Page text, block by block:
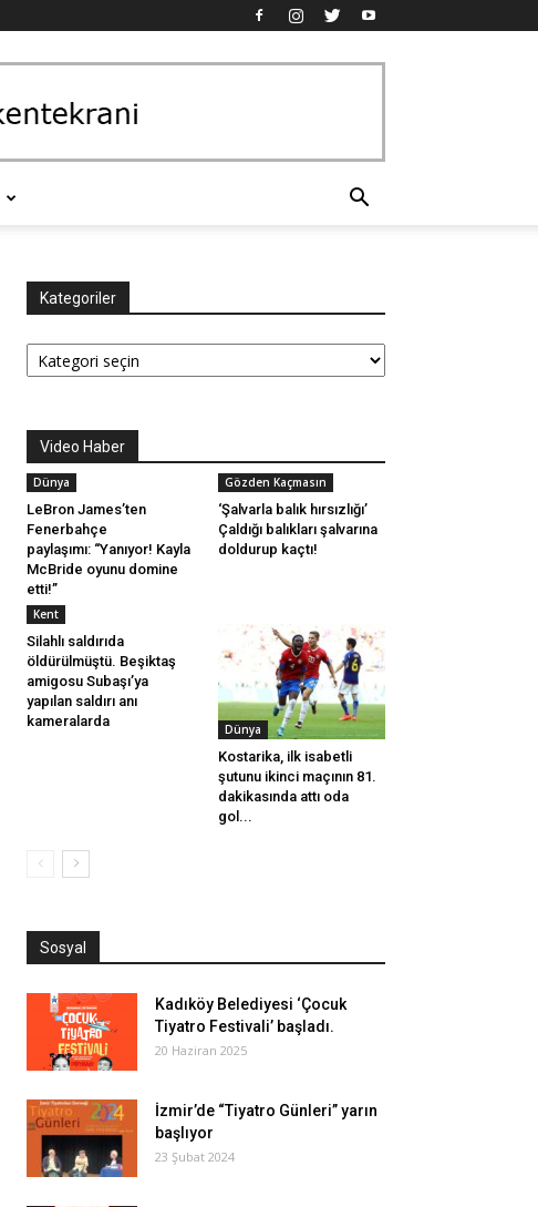
Kategoriler
Kategoriler
Video Haber
Dünya
LeBron James’ten
Fenerbahçe
paylaşımı: “Yanıyor! Kayla
McBride oyunu domine
etti!”
Gözden Kaçmasın
‘Şalvarla balık hırsızlığı’
Çaldığı balıkları şalvarına
doldurup kaçtı!
Kent
Silahlı saldırıda
öldürülmüştü. Beşiktaş
amigosu Subaşı’ya
yapılan saldırı anı
kameralarda
Dünya
Kostarika, ilk isabetli
şutunu ikinci maçının 81.
dakikasında attı oda
gol...
Sosyal
Kadıköy Belediyesi ‘Çocuk
Tiyatro Festivali’ başladı.
20 Haziran 2025
İzmir’de “Tiyatro Günleri” yarın
başlıyor
23 Şubat 2024